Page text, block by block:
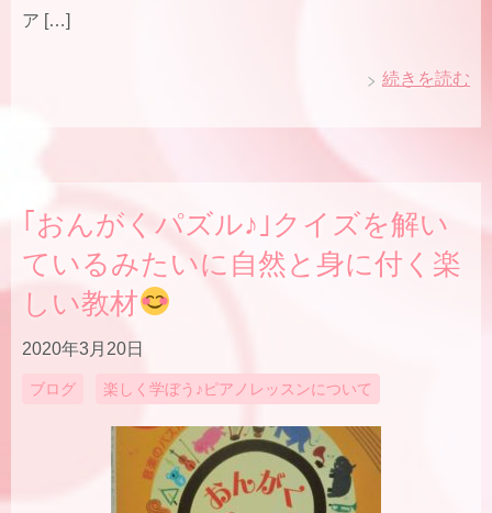
ア […]
続きを読む
｢おんがくパズル♪｣クイズを解い
ているみたいに自然と身に付く楽
しい教材
2020年3月20日
ブログ 楽しく学ぼう♪ピアノレッスンについて